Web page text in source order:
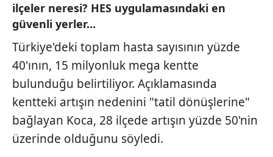
toplumu hizmetlerinin sunulması amacıyla
kullanılmaktadır. Diğer çerezler, sitemizin daha işlevsel
kılınması ve kişiselleştirilmesi ve sizlere yönelik
reklam/pazarlama faaliyetlerinin yapılması, amaçlarıyla
sınırlı olarak açık rızanız dahilinde kullanılacaktır.
Çerezlere ilişkin tercihlerinizi aşağıda yer alan panel
vasıtasıyla belirleyebilirsiniz. Çerezlere ilişkin detaylı bilgi
için Ayarlar butonuna tıklayabilir,
Çerez Bilgilendirme
Metnimiziziyaret edebilirsiniz.
ilçeler neresi? HES uygulamasındaki en
güvenli yerler...
Türkiye'deki toplam hasta sayısının yüzde
40'ının, 15 milyonluk mega kentte
bulunduğu belirtiliyor. Açıklamasında
kentteki artışın nedenini "tatil dönüşlerine"
bağlayan Koca, 28 ilçede artışın yüzde 50'nin
üzerinde olduğunu söyledi.